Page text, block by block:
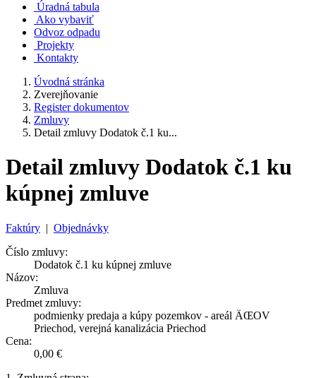
Úradná tabula
Ako vybaviť
Odvoz odpadu
Projekty
Kontakty
Úvodná stránka
Zverejňovanie
Register dokumentov
Zmluvy
Detail zmluvy Dodatok č.1 ku...
Detail zmluvy Dodatok č.1 ku
kúpnej zmluve
Faktúry | Objednávky
Číslo zmluvy:
Dodatok č.1 ku kúpnej zmluve
Názov:
Zmluva
Predmet zmluvy:
podmienky predaja a kúpy pozemkov - areál ÄŒOV
Priechod, verejná kanalizácia Priechod
Cena:
0,00 €